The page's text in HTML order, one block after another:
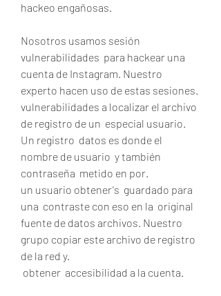
hackeo engañosas.
Nosotros usamos sesión
vulnerabilidades  para hackear una
cuenta de Instagram. Nuestro
experto hacen uso de estas sesiones.
vulnerabilidades a localizar el archivo
de registro de un  especial usuario.
Un registro  datos es donde el
nombre de usuario  y también
contraseña  metido en por.
un usuario obtener's  guardado para
una  contraste con eso en la  original
fuente de datos archivos. Nuestro
grupo copiar este archivo de registro
de la red y.
obtener  accesibilidad a la cuenta.